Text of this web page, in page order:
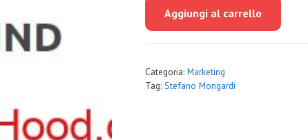
era:
è:
Aggiungi al carrello
Categoria: Marketing
Tag: Stefano Mongardi